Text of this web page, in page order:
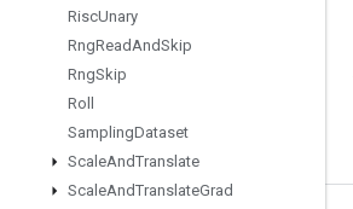
RiscUnary
RngReadAndSkip
RngSkip
Roll
SamplingDataset
ScaleAndTranslate
ScaleAndTranslateGrad